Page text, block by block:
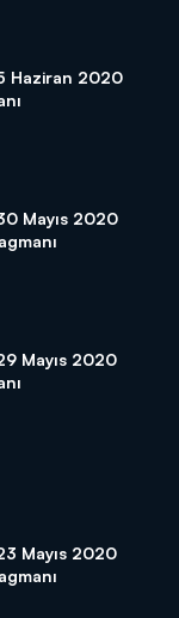
Haziran 2020
Mayıs 2020
Mayıs 2020
Mayıs 2020